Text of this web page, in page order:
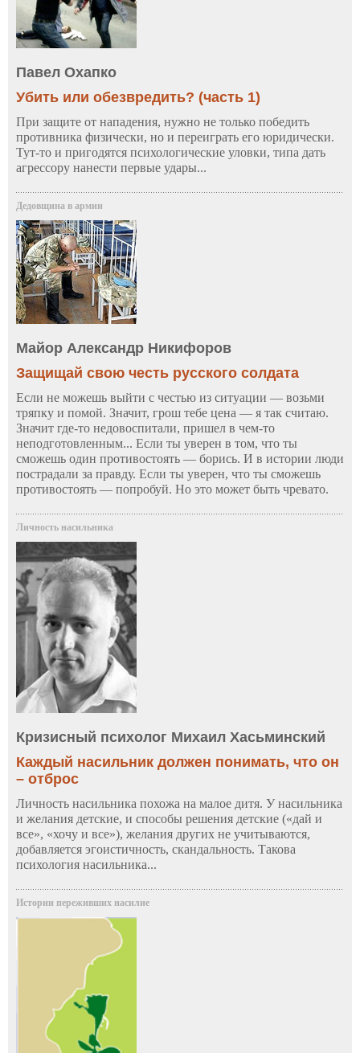
Павел Охапко
Убить или обезвредить? (часть 1)
При защите от нападения, нужно не только победить
противника физически, но и переиграть его юридически.
Тут-то и пригодятся психологические уловки, типа дать
агрессору нанести первые удары...
Дедовщина в армии
Майор Александр Никифоров
Защищай свою честь русского солдата
Если не можешь выйти с честью из ситуации — возьми
тряпку и помой. Значит, грош тебе цена — я так считаю.
Значит где-то недовоспитали, пришел в чем-то
неподготовленным... Если ты уверен в том, что ты
сможешь один противостоять — борись. И в истории люди
пострадали за правду. Если ты уверен, что ты сможешь
противостоять — попробуй. Но это может быть чревато.
Личность насильника
Кризисный психолог Михаил Хасьминский
Каждый насильник должен понимать, что он
– отброс
Личность насильника похожа на малое дитя. У насильника
и желания детские, и способы решения детские («дай и
все», «хочу и все»), желания других не учитываются,
добавляется эгоистичность, скандальность. Такова
психология насильника...
Истории переживших насилие